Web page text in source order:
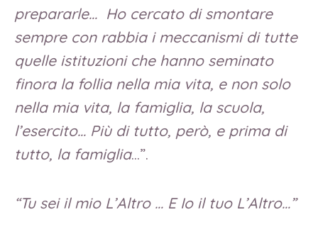
prepararle… Ho cercato di smontare
sempre con rabbia i meccanismi di tutte
quelle istituzioni che hanno seminato
finora la follia nella mia vita, e non solo
nella mia vita, la famiglia, la scuola,
l’esercito… Più di tutto, però, e prima di
tutto, la famiglia…”.
“Tu sei il mio L’Altro … E Io il tuo L’Altro…”